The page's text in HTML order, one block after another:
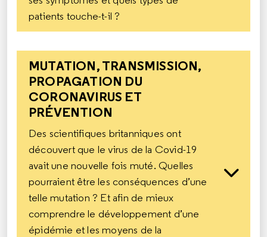
patients touche-t-il ?
MUTATION, TRANSMISSION,
PROPAGATION DU
CORONAVIRUS ET
PRÉVENTION
Des scientifiques britanniques ont
découvert que le virus de la Covid-19
avait une nouvelle fois muté. Quelles
pourraient être les conséquences d’une
telle mutation ? Et afin de mieux
comprendre le développement d’une
épidémie et les moyens de la